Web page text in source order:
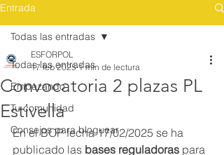
Entrada
Todas las entradas
Empezando
Tu comunidad
Consejos para bloguear
Todas las entradas
Convocatoria 2 plazas PL
Estivella
ESFORPOL
17 feb 2025 1 min de lectura
En el BOP fecha 17/02/2025 se ha
publicado las bases reguladoras para